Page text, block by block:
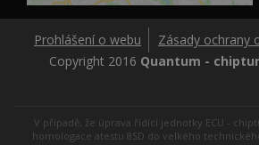
Prohlášení o webu
Zásady ochrany
Copyright 2016 Quantum -
V případě, že úprava řídící jednotky ECU -
homologace atestu 8SD do velkého